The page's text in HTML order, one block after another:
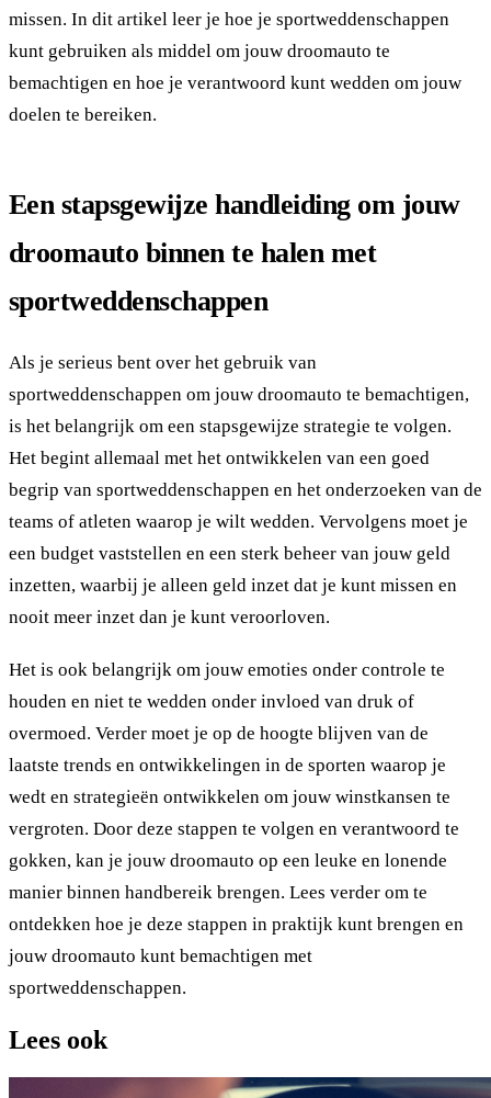
missen. In dit artikel leer je hoe je sportweddenschappen
kunt gebruiken als middel om jouw droomauto te
bemachtigen en hoe je verantwoord kunt wedden om jouw
doelen te bereiken.
Een stapsgewijze handleiding om jouw
droomauto binnen te halen met
sportweddenschappen
Als je serieus bent over het gebruik van
sportweddenschappen om jouw droomauto te bemachtigen,
is het belangrijk om een stapsgewijze strategie te volgen.
Het begint allemaal met het ontwikkelen van een goed
begrip van sportweddenschappen en het onderzoeken van de
teams of atleten waarop je wilt wedden. Vervolgens moet je
een budget vaststellen en een sterk beheer van jouw geld
inzetten, waarbij je alleen geld inzet dat je kunt missen en
nooit meer inzet dan je kunt veroorloven.
Het is ook belangrijk om jouw emoties onder controle te
houden en niet te wedden onder invloed van druk of
overmoed. Verder moet je op de hoogte blijven van de
laatste trends en ontwikkelingen in de sporten waarop je
wedt en strategieën ontwikkelen om jouw winstkansen te
vergroten. Door deze stappen te volgen en verantwoord te
gokken, kan je jouw droomauto op een leuke en lonende
manier binnen handbereik brengen. Lees verder om te
ontdekken hoe je deze stappen in praktijk kunt brengen en
jouw droomauto kunt bemachtigen met
sportweddenschappen.
Lees ook